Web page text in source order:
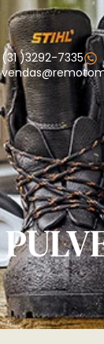
(31 )3292-7335